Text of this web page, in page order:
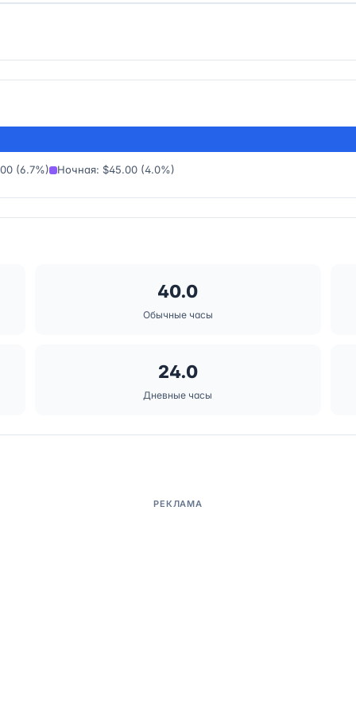
(6.7%) Ночная: $45.00 (4.0%)
40.0
Обычные часы
24.0
Дневные часы
РЕКЛАМА